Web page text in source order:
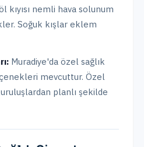
kıyısı nemli hava solunum
Soğuk kışlar eklem
Muradiye'da özel sağlık
mevcuttur. Özel
planlı şekilde